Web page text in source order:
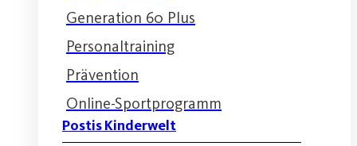
Generation 60 Plus
Personaltraining
Prävention
Online-Sportprogramm
Postis Kinderwelt